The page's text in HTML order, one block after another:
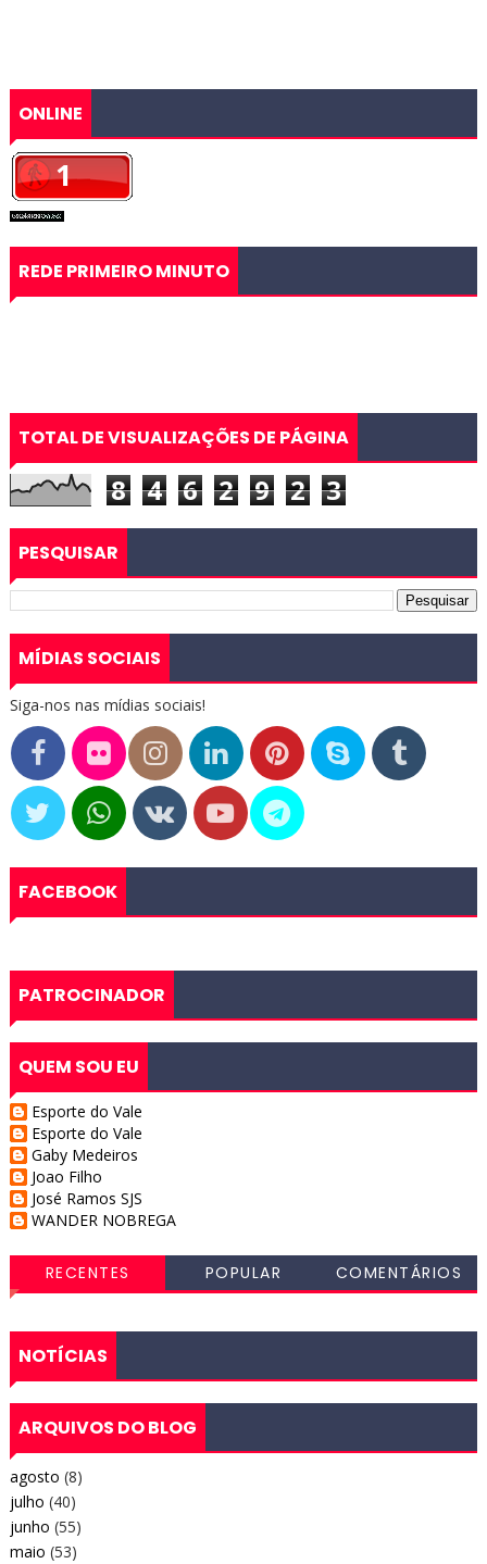
ONLINE
REDE PRIMEIRO MINUTO
TOTAL DE VISUALIZAÇÕES DE PÁGINA
8 4 6 2 9 2 3
PESQUISAR
MÍDIAS SOCIAIS
Siga-nos nas mídias sociais!
FACEBOOK
PATROCINADOR
QUEM SOU EU
Esporte do Vale
Esporte do Vale
Gaby Medeiros
Joao Filho
José Ramos SJS
WANDER NOBREGA
RECENTES POPULAR COMENTÁRIOS
NOTÍCIAS
ARQUIVOS DO BLOG
agosto (8)
julho (40)
junho (55)
maio (53)